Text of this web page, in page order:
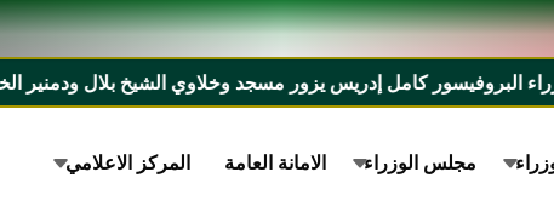
كامل إدريس يزور مسجد وخلاوي الشيخ بلال ودمنير الخالدي
مجلس الوزراء الامانة العامة المركز الاعلامي